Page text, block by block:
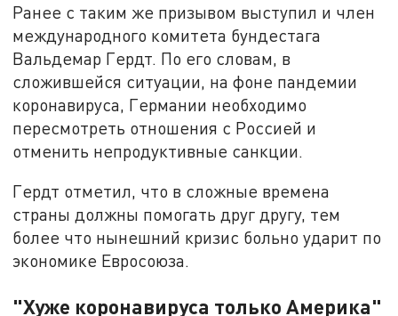
Ранее с таким же призывом выступил и член
международного комитета бундестага
Вальдемар Гердт. По его словам, в
сложившейся ситуации, на фоне пандемии
коронавируса, Германии необходимо
пересмотреть отношения с Россией и
отменить непродуктивные санкции.
Гердт отметил, что в сложные времена
страны должны помогать друг другу, тем
более что нынешний кризис больно ударит по
экономике Евросоюза.
"Хуже коронавируса только Америка"